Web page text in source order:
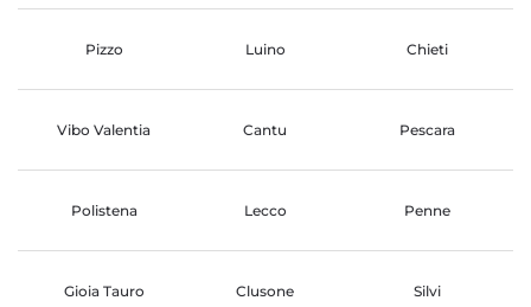
Pizzo Luino Chieti
Vibo Valentia Cantu Pescara
Polistena Lecco Penne
Gioia Tauro Clusone Silvi